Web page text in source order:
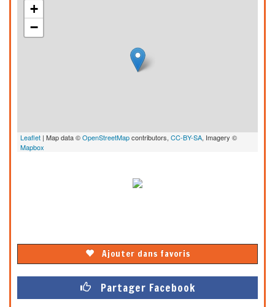
+
−
Leaflet | Map data ©OpenStreetMapcontributors, CC-BY-SA, Imagery ©
Mapbox
Ajouter dans favoris
Partager Facebook